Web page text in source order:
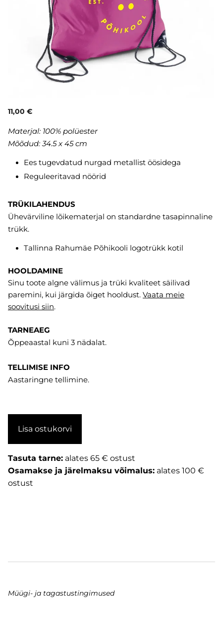
11,00 €
Materjal: 100% polüester
Mõõdud: 34.5 x 45 cm
Ees tugevdatud nurgad metallist öösidega
Reguleeritavad nöörid
TRÜKILAHENDUS
Ühevärviline lõikematerjal on standardne tasapinnaline
trükk.
Tallinna Rahumäe Põhikooli logotrükk kotil
HOOLDAMINE
Sinu toote algne välimus ja trüki kvaliteet säilivad
paremini, kui järgida õiget hooldust. Vaata meie
soovitusi siin.
TARNEAEG
Õppeaastal kuni 3 nädalat.
TELLIMISE INFO
Aastaringne tellimine.
Lisa ostukorvi
Tasuta tarne: alates 65 € ostust
Osamakse ja järelmaksu võimalus: alates 100 €
ostust
Müügi- ja tagastustingimused